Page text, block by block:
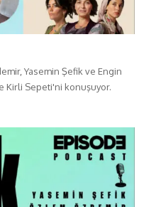
Yasemin Şefik ve Engin
Kirli Sepeti'ni konuşuyor.